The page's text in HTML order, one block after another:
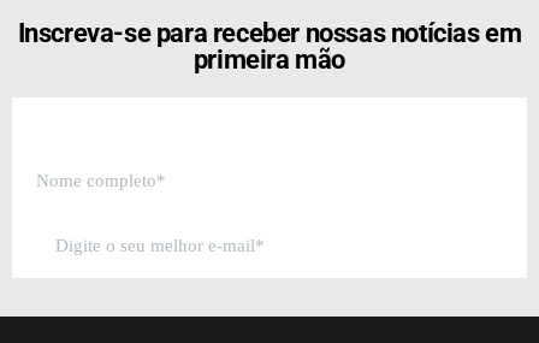
Inscreva-se para receber nossas notícias em
primeira mão